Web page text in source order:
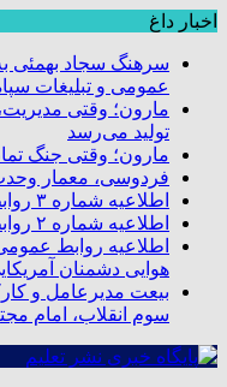
اخبار داغ
سرهنگ سجاد بهمئی
عمومی و تبلیغات
مارون؛ وقتی
تولید می‌رسد
مارون؛ وقتی جنگ
فردوسی، معمار
اطلاعیه شماره ۳ روابط عمومی شرکت فولاد خوزستان
اطلاعیه شماره ۲ روابط عمومی شرکت فولاد خوزستان
اطلاعیه روابط
هوایی دشمنان
بیعت مدیرعامل و
سوم انقلاب، امام